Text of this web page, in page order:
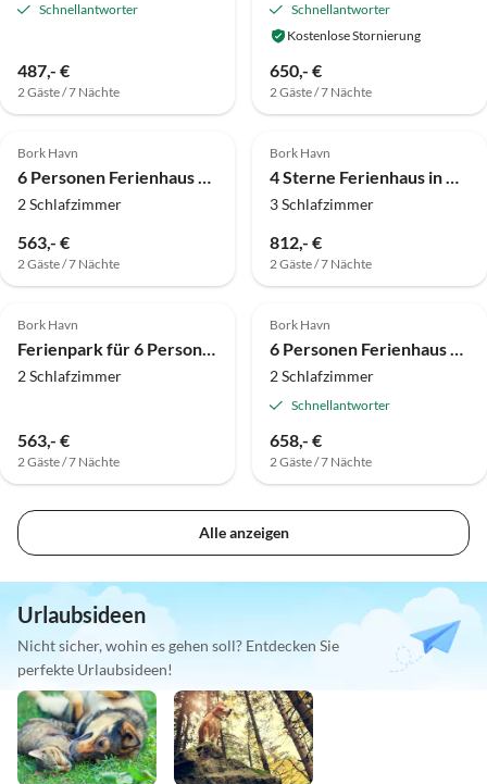
Schnellantworter
487,- €
2 Gäste / 7 Nächte
Schnellantworter
Kostenlose Stornierung
650,- €
2 Gäste / 7 Nächte
Bork Havn
6 Personen Ferienhaus auf einem Ferienpark Hemmet
2 Schlafzimmer
563,- €
2 Gäste / 7 Nächte
Bork Havn
4 Sterne Ferienhaus in Hemmet
3 Schlafzimmer
812,- €
2 Gäste / 7 Nächte
Bork Havn
Ferienpark für 6 Personen in Hemmet
2 Schlafzimmer
563,- €
2 Gäste / 7 Nächte
Bork Havn
6 Personen Ferienhaus auf einem Ferienpark Hemmet
2 Schlafzimmer
Schnellantworter
658,- €
2 Gäste / 7 Nächte
Alle anzeigen
Urlaubsideen
Nicht sicher, wohin es gehen soll? Entdecken Sie
perfekte Urlaubsideen!